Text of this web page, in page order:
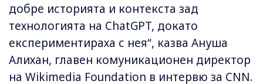
добре историята и контекста зад
технологията на ChatGPT, докато
експериментираха с нея“, казва Ануша
Алихан, главен комуникационен директор
на Wikimedia Foundation в интервю за CNN.